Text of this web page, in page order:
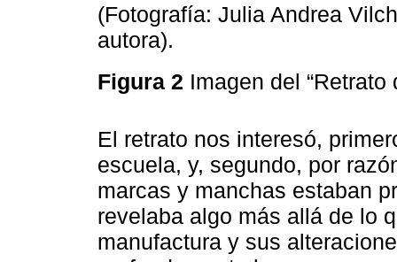
(Fotografía: Julia Andrea
autora).
Figura 2 Imagen del
El retrato nos interesó,
escuela, y, segundo, por
marcas y manchas estaban
revelaba algo más allá de lo
manufactura y sus